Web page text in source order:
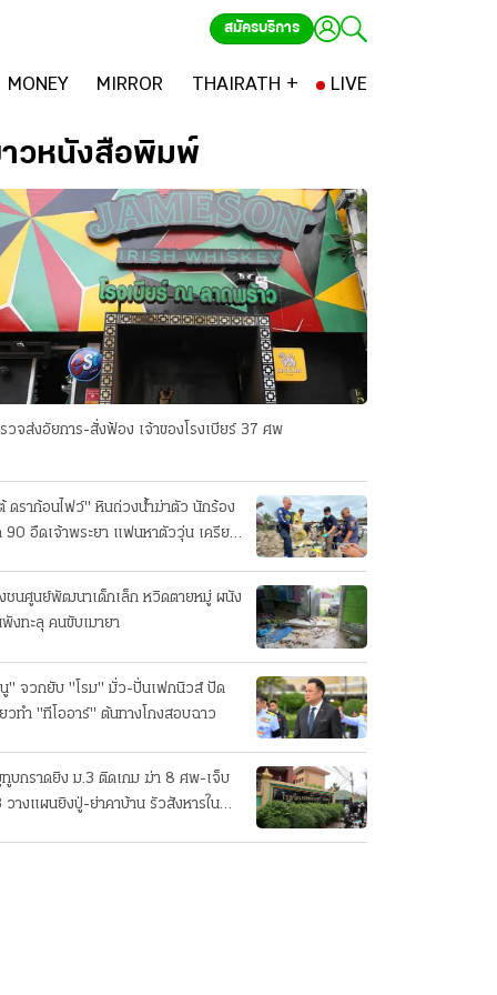
สมัครบริการ
MONEY MIRROR THAIRATH + LIVE
วหนังสือพิมพ์
วจส่งอัยการ-สั่งฟ้อง เจ้าของโรงเบียร์ 37 ศพ
ดราก้อนไฟว์" หินถ่วงน้ำฆ่าตัว นักร้อง
90 อืดเจ้าพระยา แฟนหาตัววุ่น เครียด
ชนศูนย์พัฒนาเด็กเล็ก หวิดตายหมู่ ผนัง
งทะลุ คนขับเมายา
" จวกยับ "โรม" มั่ว-ปั่นเฟกนิวส์ ปัด
วทํา "ทีโออาร์" ต้นทางโกงสอบฉาว
บกราดยิง ม.3 ติดเกม ฆ่า 8 ศพ-เจ็บ
วางแผนยิงปู่-ย่าคาบ้าน รัวสังหารใน